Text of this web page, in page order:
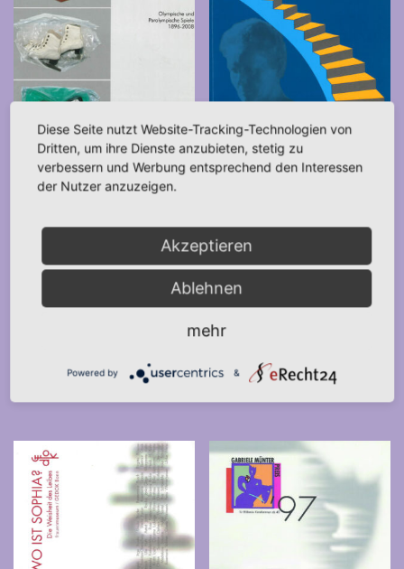
Frauen bei Olympia (2008)
der Frauenarbeit in NRW
30,00€
30,00 €
Diese Seite nutzt Website-Tracking-Technologien von
Dritten, um ihre Dienste anzubieten, stetig zu
verbessern und Werbung entsprechend den Interessen
der Nutzer anzuzeigen.
Akzeptieren
Ablehnen
mehr
Powered by &